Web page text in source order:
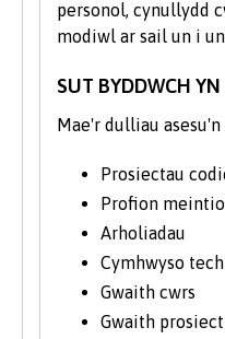
rhagddi bydd y
'yn amodol ar gael
personol, cynullydd
modiwl ar sail un i un.
SUT BYDDWCH YN
Mae'r dulliau
Prosiectau
Profion meintiol
Arholiadau
Cymhwyso
Gwaith cwrs
Gwaith prosiect